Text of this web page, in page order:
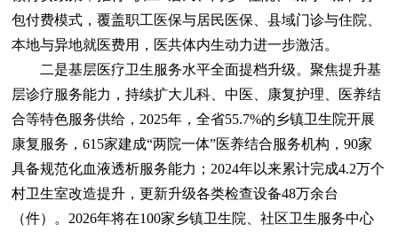
包付费模式，覆盖职工医保与居民医保、县域门诊与住院、
本地与异地就医费用，医共体内生动力进一步激活。
二是基层医疗卫生服务水平全面提档升级。聚焦提升基
层诊疗服务能力，持续扩大儿科、中医、康复护理、医养结
合等特色服务供给，2025年，全省55.7%的乡镇卫生院开展
康复服务，615家建成“两院一体”医养结合服务机构，90家
具备规范化血液透析服务能力；2024年以来累计完成4.2万个
村卫生室改造提升，更新升级各类检查设备48万余台
（件）。2026年将在100家乡镇卫生院、社区卫生服务中心